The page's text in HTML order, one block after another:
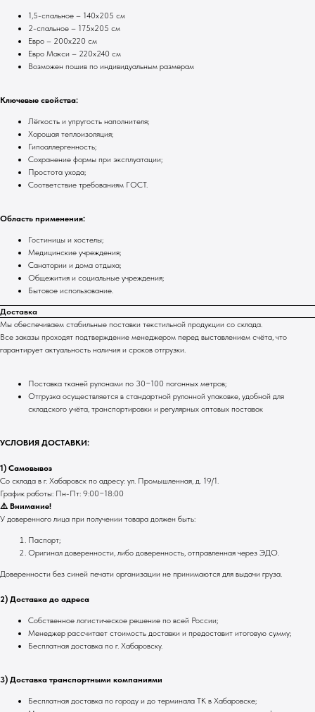
1,5-спальное – 140x205 см
2-спальное – 175x205 см
Евро – 200х220 см
Евро Макси – 220х240 см
Возможен пошив по индивидуальным размерам
Ключевые свойства:
Лёгкость и упругость наполнителя;
Хорошая теплоизоляция;
Гипоаллергенность;
Сохранение формы при эксплуатации;
Простота ухода;
Соответствие требованиям ГОСТ.
Область применения:
Гостиницы и хостелы;
Медицинские учреждения;
Санатории и дома отдыха;
Общежития и социальные учреждения;
Бытовое использование.
Доставка
Мы обеспечиваем стабильные поставки текстильной продукции со склада.
Все заказы проходят подтверждение менеджером перед выставлением счёта, что
гарантирует актуальность наличия и сроков отгрузки.
Поставка тканей рулонами по 30−100 погонных метров;
Отгрузка осуществляется в стандартной рулонной упаковке, удобной для
складского учёта, транспортировки и регулярных оптовых поставок
УСЛОВИЯ ДОСТАВКИ:
1) Самовывоз
Со склада в г. Хабаровск по адресу: ул. Промышленная, д. 19/1.
График работы: Пн-Пт: 9:00−18:00
⚠️ Внимание!
У доверенного лица при получении товара должен быть:
Паспорт;
Оригинал доверенности, либо доверенность, отправленная через ЭДО.
Доверенности без синей печати организации не принимаются для выдачи груза.
2) Доставка до адреса
Собственное логистическое решение по всей России;
Менеджер рассчитает стоимость доставки и предоставит итоговую сумму;
Бесплатная доставка по г. Хабаровску.
3) Доставка транспортными компаниями
Бесплатная доставка по городу и до терминала ТК в Хабаровске;